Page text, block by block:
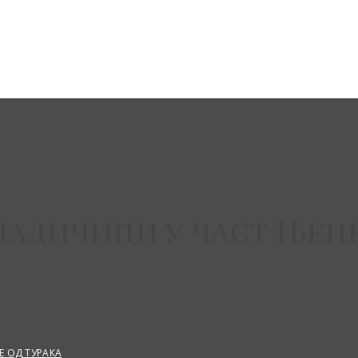
ОД ТУРАКА
у част